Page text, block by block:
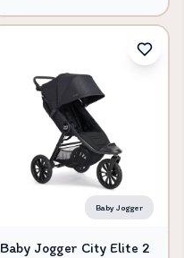
Baby Jogger
Baby Jogger City Elite 2